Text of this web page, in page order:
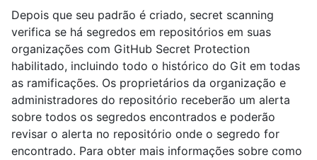
Depois que seu padrão é criado, secret scanning
verifica se há segredos em repositórios em suas
organizações com GitHub Secret Protection
habilitado, incluindo todo o histórico do Git em todas
as ramificações. Os proprietários da organização e
administradores do repositório receberão um alerta
sobre todos os segredos encontrados e poderão
revisar o alerta no repositório onde o segredo for
encontrado. Para obter mais informações sobre como